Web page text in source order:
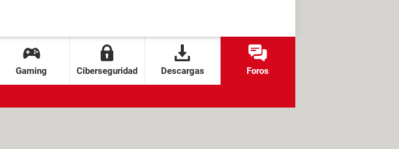
Gaming Ciberseguridad Descargas Foros